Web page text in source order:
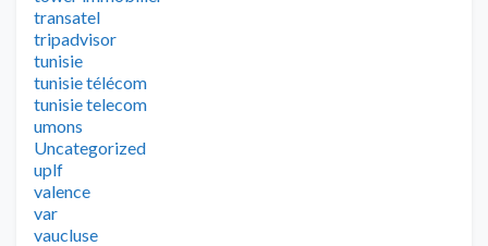
transatel
tripadvisor
tunisie
tunisie télécom
tunisie telecom
umons
Uncategorized
uplf
valence
var
vaucluse